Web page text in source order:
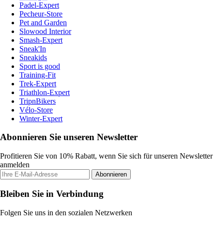
Padel-Expert
Pecheur-Store
Pet and Garden
Slowood Interior
Smash-Expert
Sneak'In
Sneakids
Sport is good
Training-Fit
Trek-Expert
Triathlon-Expert
TripnBikers
Vélo-Store
Winter-Expert
Abonnieren Sie unseren Newsletter
Profitieren Sie von 10% Rabatt, wenn Sie sich für unseren Newsletter
anmelden
Abonnieren
Bleiben Sie in Verbindung
Folgen Sie uns in den sozialen Netzwerken